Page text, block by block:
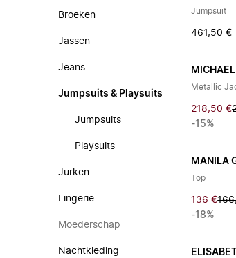
Broeken
Jassen
Jeans
Jumpsuits & Playsuits
Jumpsuits
Playsuits
Jurken
Lingerie
Moederschap
Nachtkleding
Jumpsuit
461,50 €
MICHAEL
Metallic
218,50 €
-15%
MANILA
Top
136 €
-18%